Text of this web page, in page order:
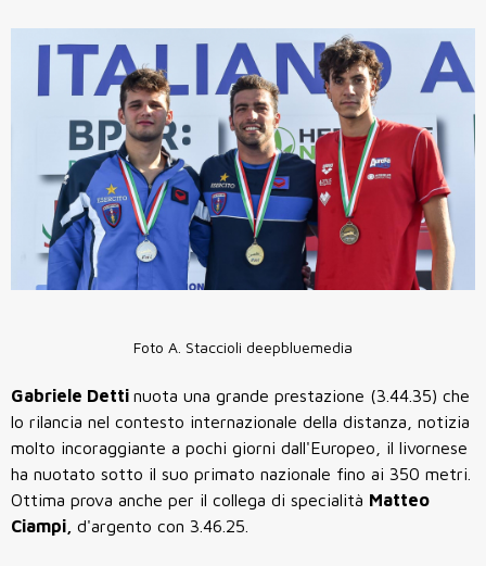
Foto A. Staccioli deepbluemedia
Gabriele Detti nuota una grande prestazione (3.44.35) che
lo rilancia nel contesto internazionale della distanza, notizia
molto incoraggiante a pochi giorni dall'Europeo, il livornese
ha nuotato sotto il suo primato nazionale fino ai 350 metri.
Ottima prova anche per il collega di specialità Matteo
Ciampi, d'argento con 3.46.25.